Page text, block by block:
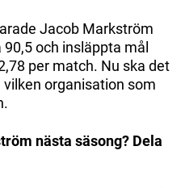
Jacob Markström
och insläppta mål
per match. Nu ska det
organisation som
nästa säsong? Dela